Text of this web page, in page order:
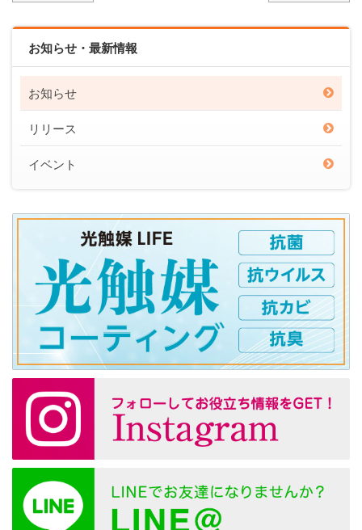
お知らせ・最新情報
お知らせ
リリース
イベント